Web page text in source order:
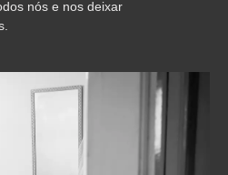
nós e nos deixar